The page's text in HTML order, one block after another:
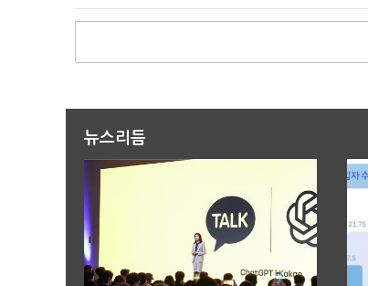
뉴스리듬